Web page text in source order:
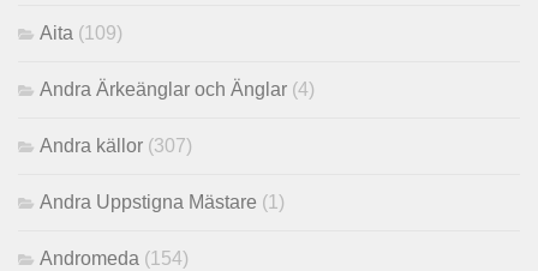
Aita (109)
Andra Ärkeänglar och Änglar (4)
Andra källor (307)
Andra Uppstigna Mästare (1)
Andromeda (154)